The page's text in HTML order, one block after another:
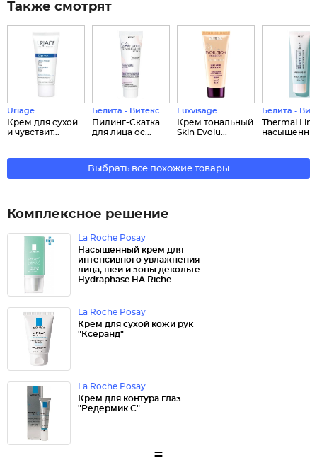
Также смотрят
Uriage
Крем для сухой
и чувствит...
Белита - Витекс
Пилинг-Скатка
для лица ос...
Luxvisage
Крем тональный
Skin Evolu...
Белита -
Thermal Line
Выбрать все похожие товары
Комплексное решение
La Roche Posay
Насыщенный крем для
интенсивного увлажнения
лица, шеи и зоны декольте
Hydraphase HA Riche
La Roche Posay
Крем для сухой кожи рук
"Ксеранд"
La Roche Posay
Крем для контура глаз
"Редермик С"
=